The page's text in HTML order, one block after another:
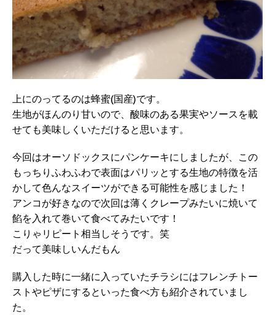
上にのってるのは蜂蜜(国産)です。
生地がほんのり甘いので、酸味のある果実やソースを載
せても美味しくいただけると思います。
今回はオーソドックスにパンケーキにしましたが、この
もっちりふわふわで表面はパリッとする生地の特徴を活
かして色んなスイーツができる可能性を感じました！
アンコが好きなので次回は薄くクレープみたいに焼いて
餡を入れて巻いて食べてみたいです！
こりゃリピート相当しそうです。笑
だって美味しいんだもん
購入した時に一緒に入っていたチラシにはフレンチトー
ストやピザにするといった食べ方も紹介されていまし
た。